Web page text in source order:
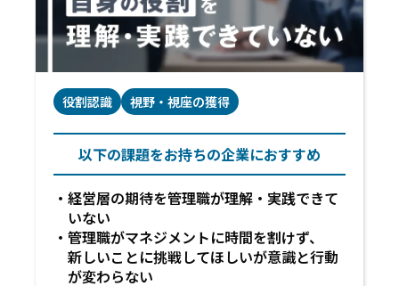
役割認識 視野・視座の獲得
以下の課題をお持ちの企業におすすめ
経営層の期待を管理職が理解・実践できて
いない
管理職がマネジメントに時間を割けず、
新しいことに挑戦してほしいが意識と行動
が変わらない